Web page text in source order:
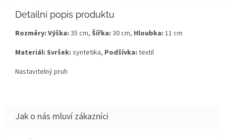
Detailní popis produktu
Rozměry: Výška: 35 cm, Šířka: 30cm, Hloubka: 11 cm
Materiál: Svršek: syntetika, Podšívka: textil
Nastavitelný pruh